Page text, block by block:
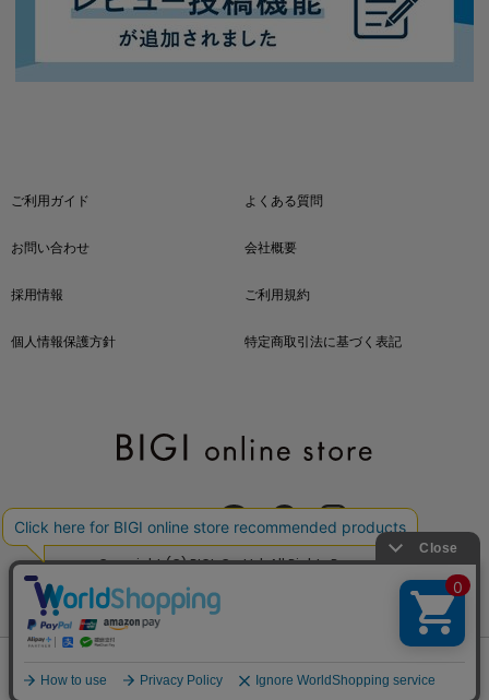
ご利用ガイド よくある質問
お問い合わせ 会社概要
採用情報 ご利用規約
個人情報保護方針 特定商取引法に基づく表記
OFFICIAL SNS
Copyright (C) BIGI. Co.,Ltd. All Rights Reserved.